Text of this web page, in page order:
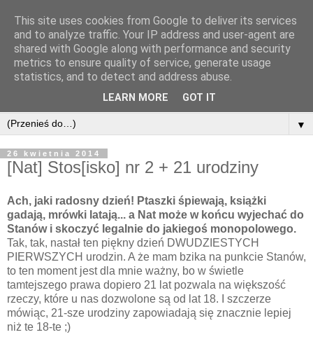
▼
26 kwietnia 2014
[Nat] Stos[isko] nr 2 + 21 urodziny
Ach, jaki radosny dzień! Ptaszki śpiewają, książki
gadają, mrówki latają... a Nat może w końcu wyjechać do
Stanów i skoczyć legalnie do jakiegoś monopolowego.
Tak, tak, nastał ten piękny dzień DWUDZIESTYCH
PIERWSZYCH urodzin. A że mam bzika na punkcie Stanów,
to ten moment jest dla mnie ważny, bo w świetle
tamtejszego prawa dopiero 21 lat pozwala na większość
rzeczy, które u nas dozwolone są od lat 18. I szczerze
mówiąc, 21-sze urodziny zapowiadają się znacznie lepiej
niż te 18-te ;)
This site uses cookies from Google to deliver its services
and to analyze traffic. Your IP address and user-agent are
shared with Google along with performance and security
metrics to ensure quality of service, generate usage
statistics, and to detect and address abuse.
LEARN MORE GOT IT